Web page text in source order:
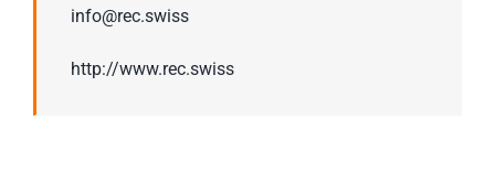
info@rec.swiss
http://www.rec.swiss